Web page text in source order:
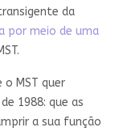
da
por meio de uma
MST quer
1988: que as
a sua função